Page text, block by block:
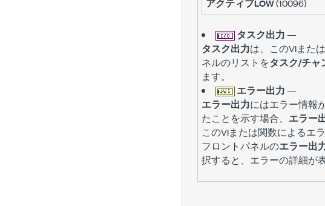
アクティブLOW(10096)
タスク出力 —
タスク出力は、このVIまた
ネルのリストをタスク/チャ
ます。
エラー出力 —
エラー出力にはエラー情報
たことを示す場合、 エラー
このVIまたは関数によるエ
フロントパネルのエラー出
択すると、エラーの詳細が